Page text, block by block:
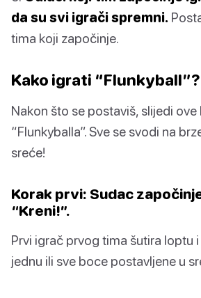
da su svi igrači spremni.
tima koji započinje.
Kako igrati “Flunkyball”?
Nakon što se postaviš, slijedi
“Flunkyballa”. Sve se svodi na
sreće!
Korak prvi: Sudac
“Kreni!”.
Prvi igrač prvog tima šutira loptu
jednu ili sve boce postavljene u